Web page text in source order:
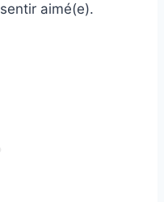
aimé(e).